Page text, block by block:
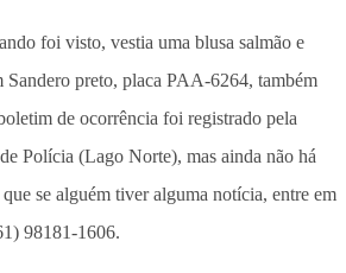
foi visto, vestia uma blusa salmão e
Sandero preto, placa PAA-6264, também
de ocorrência foi registrado pela
Polícia (Lago Norte), mas ainda não há
se alguém tiver alguma notícia, entre em
98181-1606.